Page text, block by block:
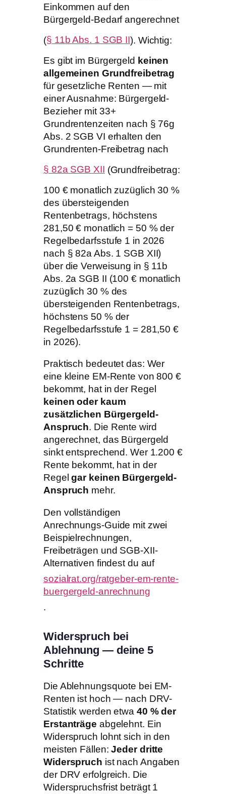
Einkommen auf den
Bürgergeld-Bedarf angerechnet
(§ 11b Abs. 1 SGB II). Wichtig:
Es gibt im Bürgergeld keinen
allgemeinen Grundfreibetrag
für gesetzliche Renten — mit
einer Ausnahme: Bürgergeld-
Bezieher mit 33+
Grundrentenzeiten nach § 76g
Abs. 2 SGB VI erhalten den
Grundrenten-Freibetrag nach
§ 82a SGB XII (Grundfreibetrag:
100 € monatlich zuzüglich 30 %
des übersteigenden
Rentenbetrags, höchstens
281,50 € monatlich = 50 % der
Regelbedarfsstufe 1 in 2026
nach § 82a Abs. 1 SGB XII)
über die Verweisung in § 11b
Abs. 2a SGB II (100 € monatlich
zuzüglich 30 % des
übersteigenden Rentenbetrags,
höchstens 50 % der
Regelbedarfsstufe 1 = 281,50 €
in 2026).
Praktisch bedeutet das: Wer
eine kleine EM-Rente von 800 €
bekommt, hat in der Regel
keinen oder kaum
zusätzlichen Bürgergeld-
Anspruch. Die Rente wird
angerechnet, das Bürgergeld
sinkt entsprechend. Wer 1.200 €
Rente bekommt, hat in der
Regelgar keinen Bürgergeld-
Anspruch mehr.
Den vollständigen
Anrechnungs-Guide mit zwei
Beispielrechnungen,
Freibeträgen und SGB-XII-
Alternativen findest du auf
sozialrat.org/ratgeber-em-rente-
buergergeld-anrechnung
.
Widerspruch bei
Ablehnung — deine 5
Schritte
Die Ablehnungsquote bei EM-
Renten ist hoch — nach DRV-
Statistik werden etwa 40 % der
Erstanträge abgelehnt. Ein
Widerspruch lohnt sich in den
meisten Fällen:Jeder dritte
Widerspruch ist nach Angaben
der DRV erfolgreich. Die
Widerspruchsfrist beträgt 1